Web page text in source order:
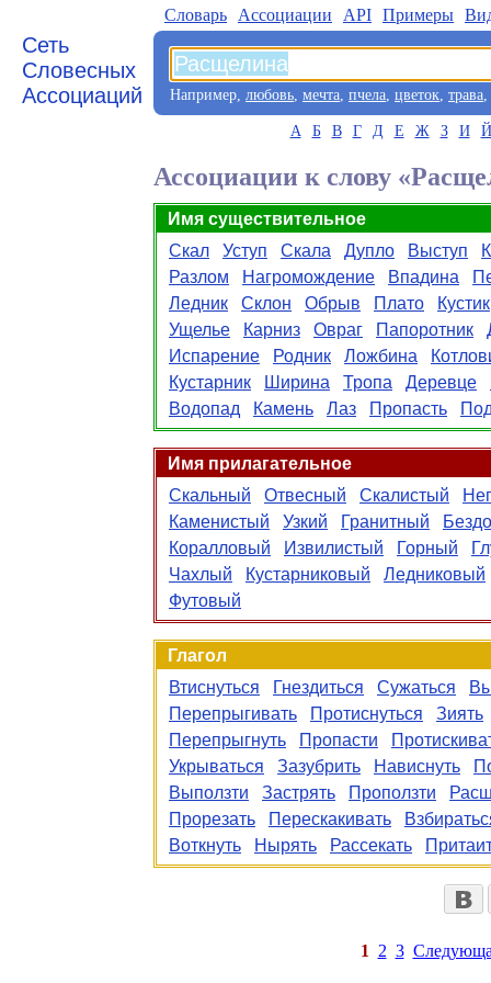
Сеть
Словесных
Ассоциаций
Словарь Aссоциации API Примеры
Например, любовь, мечта, пчела, цветок, трава,
А Б В Г Д Е Ж З И Й
Ассоциации к слову
Имя существительное
Скал
Уступ Скала Дупло Выступ
Разлом
Нагромождение Впадина
Ледник
Склон Обрыв Плато
Кустик
Ущелье
Карниз Овраг Папоротник
Испарение
Родник Ложбина
Кустарник
Ширина Тропа Деревце
Водопад
Камень Лаз Пропасть
Имя прилагательное
Скальный
Отвесный Скалистый
Каменистый
Узкий Гранитный
Коралловый
Извилистый Горный
Чахлый
Кустарниковый
Ледниковый
Футовый
Глагол
Втиснуться
Гнездиться Сужаться
Перепрыгивать
Протиснуться
Зиять
Перепрыгнуть
Пропасти
Укрываться
Зазубрить Нависнуть
Выползти
Застрять Проползти
Прорезать
Перескакивать
Воткнуть
Нырять Рассекать
1 2 3